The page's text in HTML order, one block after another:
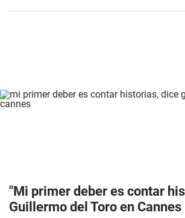
"Mi primer deber es contar
Guillermo del Toro en Cannes